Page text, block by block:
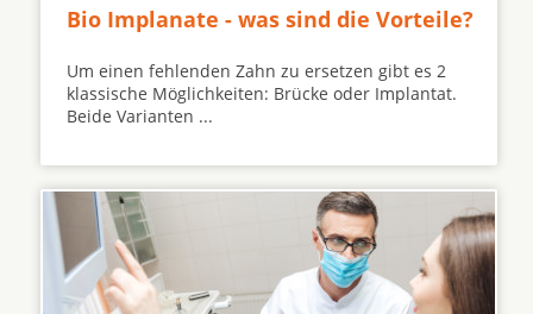
Bio Implanate - was sind die Vorteile?
Um einen fehlenden Zahn zu ersetzen gibt es 2
klassische Möglichkeiten: Brücke oder Implantat.
Beide Varianten ...